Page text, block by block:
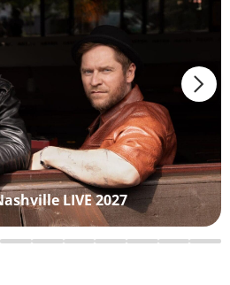
LIVE 2027